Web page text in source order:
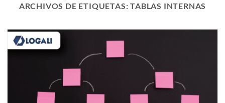
ARCHIVOS DE ETIQUETAS:TABLAS INTERNAS